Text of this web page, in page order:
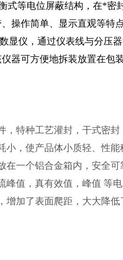
式等电位屏蔽结构，在*
操作简单、显示直观等特
显仪，通过仪表线与分压
器可方便地拆装放置在
特种工艺灌封，干式密封
，使产品体小质轻、性能
一个铝合金箱内，安全可
值，真有效值，峰值 等电
加了表面爬距，大大降低